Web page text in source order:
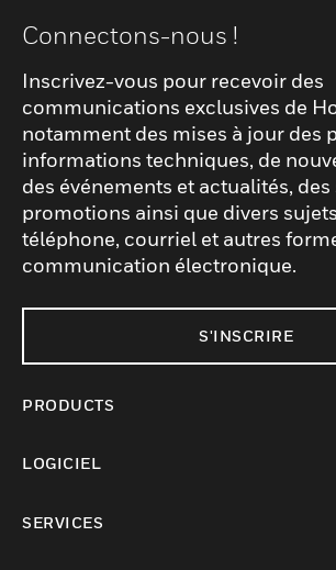
Connectons-nous !
Inscrivez-vous pour recevoir des
communications exclusives de
notamment des mises à jour des
informations techniques, de
des événements et actualités,
promotions ainsi que divers
téléphone, courriel et autres
communication électronique.
S'INSCRIRE
PRODUCTS
LOGICIEL
SERVICES